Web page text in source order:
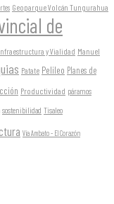
Geoparque Volcán Tungurahua
de
y Vialidad Manuel
Patate Pelileo Planes de
Productividad páramos
sostenibilidad Tisaleo
Vía Ambato - El Corazón